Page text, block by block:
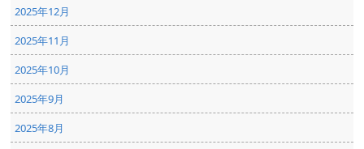
2025年12月
2025年11月
2025年10月
2025年9月
2025年8月